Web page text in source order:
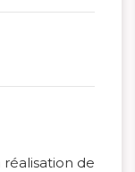
réalisation de